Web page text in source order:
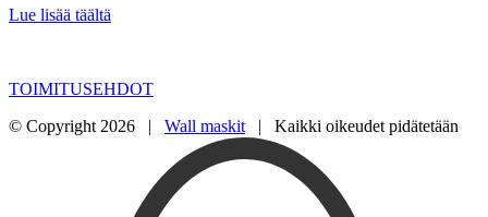
Lue lisää täältä
TOIMITUSEHDOT
© Copyright 2026 | Wall maskit | Kaikki oikeudet pidätetään